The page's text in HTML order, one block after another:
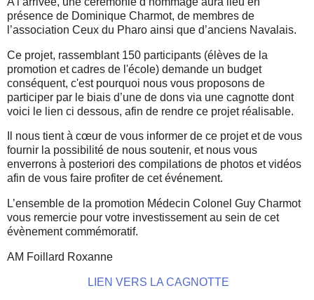
présence de Dominique Charmot, de membres de
l’association Ceux du Pharo ainsi que d’anciens Navalais.
Ce projet, rassemblant 150 participants (élèves de la
promotion et cadres de l'école) demande un budget
conséquent, c'est pourquoi nous vous proposons de
participer par le biais d’une de dons via une cagnotte dont
voici le lien ci dessous, afin de rendre ce projet réalisable.
Il nous tient à cœur de vous informer de ce projet et de vous
fournir la possibilité de nous soutenir, et nous vous
enverrons à posteriori des compilations de photos et vidéos
afin de vous faire profiter de cet événement.
L’ensemble de la promotion Médecin Colonel Guy Charmot
vous remercie pour votre investissement au sein de cet
évènement commémoratif.
AM Foillard Roxanne
LIEN VERS LA CAGNOTTE